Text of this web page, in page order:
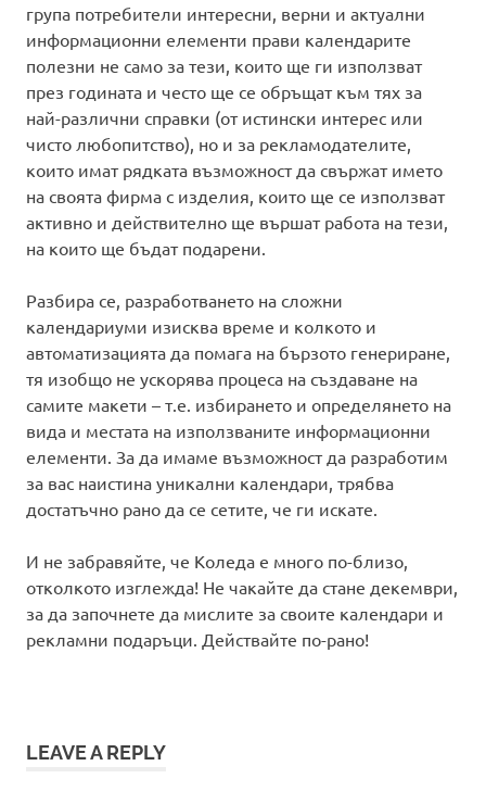
група потребители интересни, верни и актуални
информационни елементи прави календарите
полезни не само за тези, които ще ги използват
през годината и често ще се обръщат към тях за
най-различни справки (от истински интерес или
чисто любопитство), но и за рекламодателите,
които имат рядката възможност да свържат името
на своята фирма с изделия, които ще се използват
активно и действително ще вършат работа на тези,
на които ще бъдат подарени.
Разбира се, разработването на сложни
календариуми изисква време и колкото и
автоматизацията да помага на бързото генериране,
тя изобщо не ускорява процеса на създаване на
самите макети – т.е. избирането и определянето на
вида и местата на използваните информационни
елементи. За да имаме възможност да разработим
за вас наистина уникални календари, трябва
достатъчно рано да се сетите, че ги искате.
И не забравяйте, че Коледа е много по-близо,
отколкото изглежда! Не чакайте да стане декември,
за да започнете да мислите за своите календари и
рекламни подаръци. Действайте по-рано!
LEAVE A REPLY